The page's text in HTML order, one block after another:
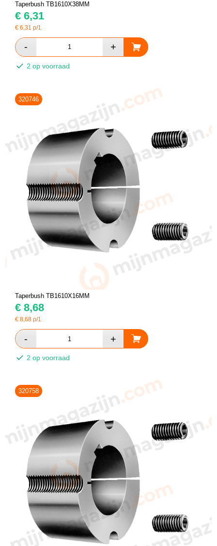
Taperbush TB1610X38MM
€ 6,31
€6,31 p/1
2 op voorraad
320746
Taperbush TB1610X16MM
€ 8,68
€8,68 p/1
2 op voorraad
320758